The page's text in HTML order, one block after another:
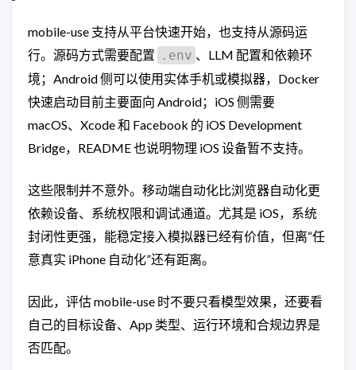
mobile-use 支持从平台快速开始，也支持从源码运
行。源码方式需要配置
.env 、LLM 配置和依赖环
境；Android 侧可以使用实体手机或模拟器，Docker
快速启动目前主要面向 Android；iOS 侧需要
macOS、Xcode 和 Facebook 的 iOS Development
Bridge，README 也说明物理 iOS 设备暂不支持。
这些限制并不意外。移动端自动化比浏览器自动化更
依赖设备、系统权限和调试通道。尤其是 iOS，系统
封闭性更强，能稳定接入模拟器已经有价值，但离“任
意真实 iPhone 自动化”还有距离。
因此，评估 mobile-use 时不要只看模型效果，还要看
自己的目标设备、App 类型、运行环境和合规边界是
否匹配。